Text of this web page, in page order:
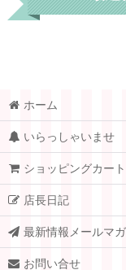
ホーム
いらっしゃいませ
ショッピングカート
店長日記
最新情報メールマ
お問い合せ